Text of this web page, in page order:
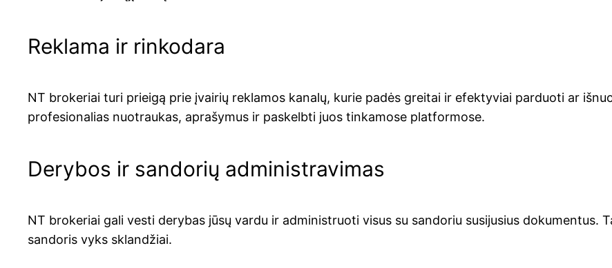
Reklama ir rinkodara
NT brokeriai turi prieigą prie įvairių reklamos kanalų, kurie padės greitai ir efektyviai parduoti ar
profesionalias nuotraukas, aprašymus ir paskelbti juos tinkamose platformose.
Derybos ir sandorių administravimas
NT brokeriai gali vesti derybas jūsų vardu ir administruoti visus su sandoriu susijusius dokumentus.
sandoris vyks sklandžiai.